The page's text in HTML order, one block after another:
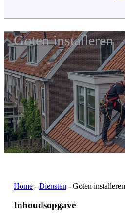
Goten installeren
Home - Diensten - Goten installeren
Inhoudsopgave